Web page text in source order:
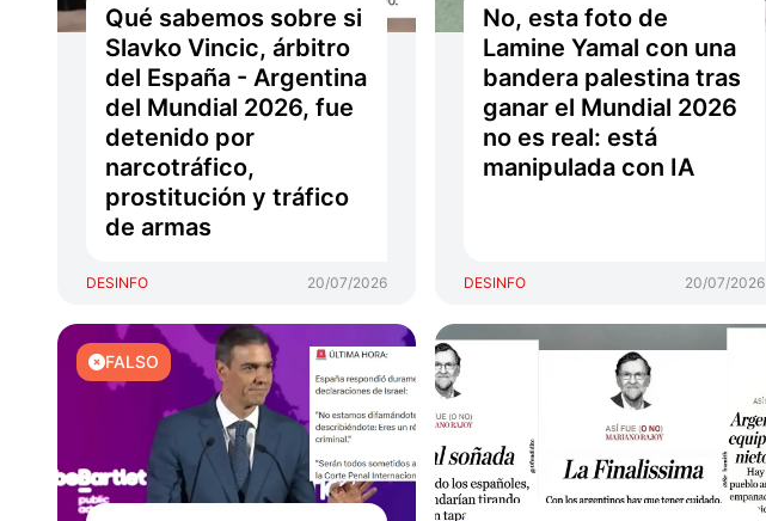
Qué sabemos sobre si
Slavko Vincic, árbitro
del España - Argentina
del Mundial 2026, fue
detenido por
narcotráfico,
prostitución y tráfico
de armas
DESINFO 20/07/2026
No, esta foto de
Lamine Yamal con una
bandera palestina tras
ganar el Mundial 2026
no es real: está
manipulada con IA
DESINFO 20/07/2026
FALSO